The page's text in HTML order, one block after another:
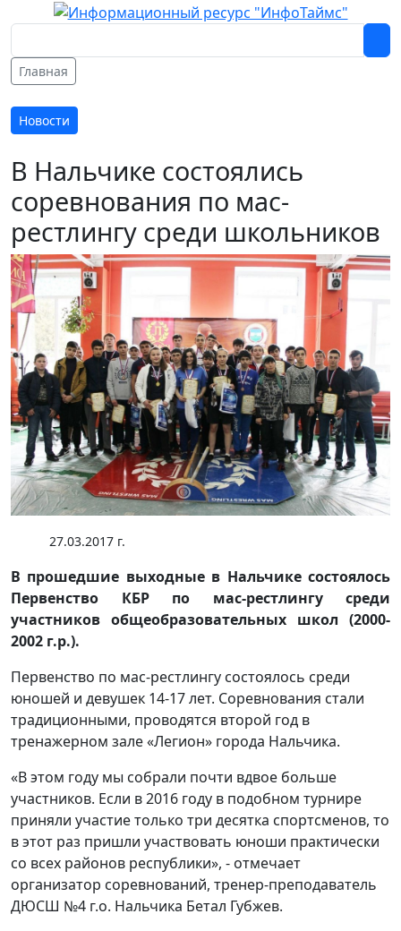
Главная
Новости
В Нальчике состоялись
соревнования по мас-
рестлингу среди школьников
27.03.2017 г.
В прошедшие выходные в Нальчике состоялось
Первенство КБР по мас-рестлингу среди
участников общеобразовательных школ (2000-
2002 г.р.).
Первенство по мас-рестлингу состоялось среди
юношей и девушек 14-17 лет. Соревнования стали
традиционными, проводятся второй год в
тренажерном зале «Легион» города Нальчика.
«В этом году мы собрали почти вдвое больше
участников. Если в 2016 году в подобном турнире
приняли участие только три десятка спортсменов, то
в этот раз пришли участвовать юноши практически
со всех районов республики», - отмечает
организатор соревнований, тренер-преподаватель
ДЮСШ №4 г.о. Нальчика Бетал Губжев.